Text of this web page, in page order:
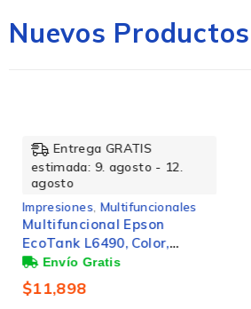
Nuevos Productos
Entrega GRATIS
estimada: 9. agosto - 12.
agosto
Impresiones, Multifuncionales
Multifuncional Epson
EcoTank L6490, Color,
Inyección de Tinta, Tanque
de Tinta, Inalámbrico,
Print/Scan/Copy/Fax
$11,898